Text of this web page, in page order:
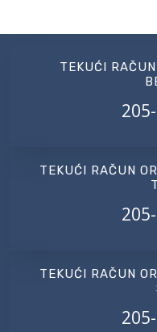
TEKUĆI
TEKUĆI RAČUN
TEKUĆI RAČUN